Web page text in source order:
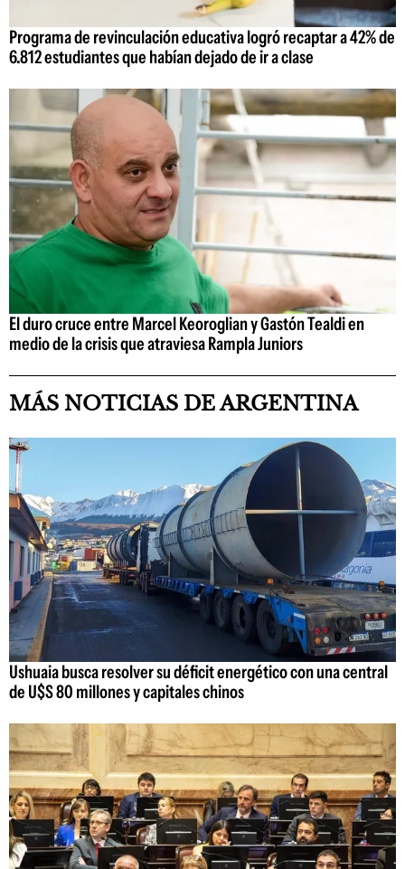
Programa de revinculación educativa logró recaptar a 42% de
6.812 estudiantes que habían dejado de ir a clase
El duro cruce entre Marcel Keoroglian y Gastón Tealdi en
medio de la crisis que atraviesa Rampla Juniors
MÁS NOTICIAS DE ARGENTINA
Ushuaia busca resolver su déficit energético con una central
de U$S 80 millones y capitales chinos